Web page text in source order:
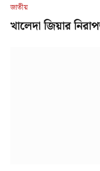
জাতীয়
খালেদা জিয়ার